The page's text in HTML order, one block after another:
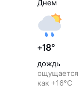
Днем
+18°
дождь
ощущается
как +16°C